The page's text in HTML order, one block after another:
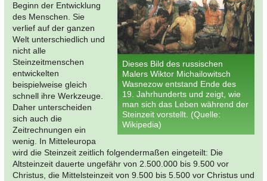
Dieses Bild des russischen
Malers Wiktor Michailowitsch
Wasnezow entstand Ende des
19. Jahrhunderts und zeigt, wie
man sich das Leben während der
Steinzeit vorstellt. (Quelle:
Wikipedia)
Beginn der Entwicklung
des Menschen. Sie
verlief auf der ganzen
Welt unterschiedlich und
nicht alle
Steinzeitmenschen
entwickelten
beispielweise gleich
schnell ihre Werkzeuge.
Daher unterscheiden
sich auch die
Zeitrechnungen ein
wenig. In Mitteleuropa
wird die Steinzeit zeitlich folgendermaßen eingeteilt: Die
Altsteinzeit dauerte ungefähr von 2.500.000 bis 9.500 vor
Christus, die Mittelsteinzeit von 9.500 bis 5.500 vor Christus und